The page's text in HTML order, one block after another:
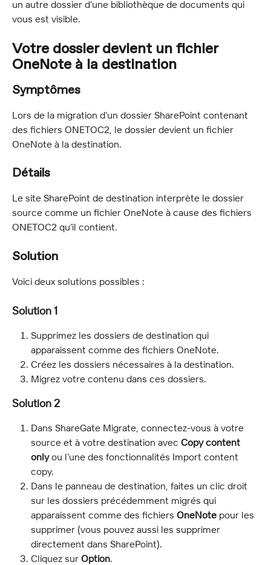
un autre dossier d’une bibliothèque de documents qui
vous est visible.
Votre dossier devient un fichier
OneNote à la destination
Symptômes
Lors de la migration d’un dossier SharePoint contenant
des fichiers ONETOC2, le dossier devient un fichier
OneNote à la destination.
Détails
Le site SharePoint de destination interprète le dossier
source comme un fichier OneNote à cause des fichiers
ONETOC2 qu’il contient.
Solution
Voici deux solutions possibles :
Solution 1
Supprimez les dossiers de destination qui
apparaissent comme des fichiers OneNote.
Créez les dossiers nécessaires à la destination.
Migrez votre contenu dans ces dossiers.
Solution 2
Dans ShareGate Migrate, connectez-vous à votre
source et à votre destination avec Copy content
only ou l’une des fonctionnalités Import content
copy.
Dans le panneau de destination, faites un clic droit
sur les dossiers précédemment migrés qui
apparaissent comme des fichiers OneNote pour les
supprimer (vous pouvez aussi les supprimer
directement dans SharePoint).
Cliquez sur Option.